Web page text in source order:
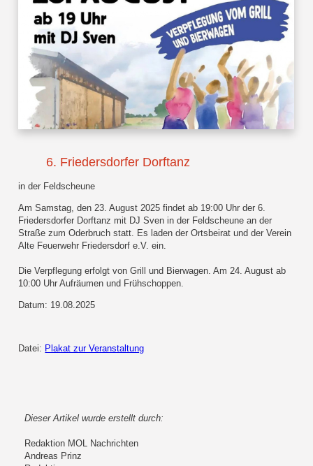
6. Friedersdorfer Dorftanz
in der Feldscheune
Am Samstag, den 23. August 2025 findet ab 19:00 Uhr der 6.
Friedersdorfer Dorftanz mit DJ Sven in der Feldscheune an der
Straße zum Oderbruch statt. Es laden der Ortsbeirat und der Verein
Alte Feuerwehr Friedersdorf e.V. ein.
Die Verpflegung erfolgt von Grill und Bierwagen. Am 24. August ab
10:00 Uhr Aufräumen und Frühschoppen.
Datum: 19.08.2025
Datei: Plakat zur Veranstaltung
Dieser Artikel wurde erstellt durch:
Redaktion MOL Nachrichten
Andreas Prinz